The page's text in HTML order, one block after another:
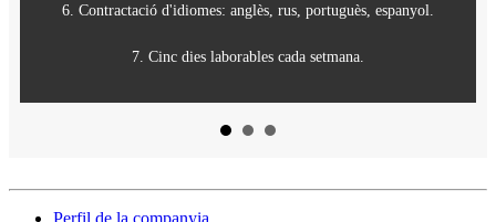
espanyol.
El nostre certificat
Contacta amb nosaltres